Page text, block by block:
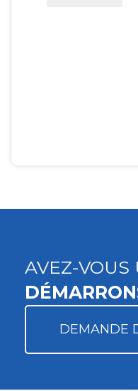
AVEZ-VOUS
DEMANDE